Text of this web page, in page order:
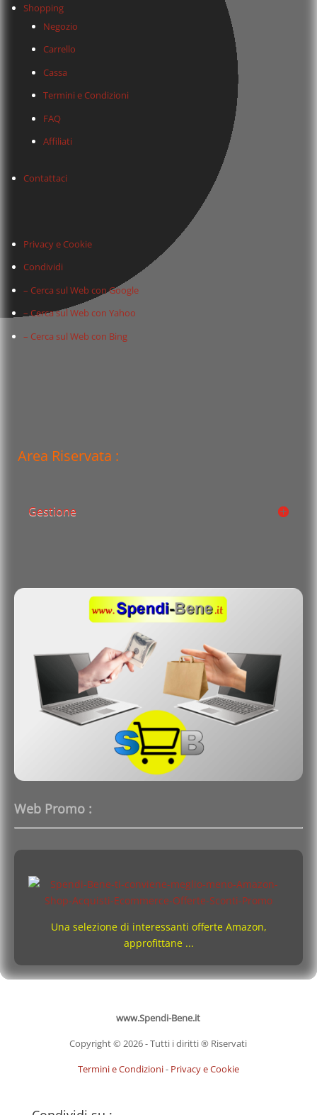
Shopping
Negozio
Carrello
Cassa
Termini e Condizioni
FAQ
Affiliati
Contattaci
Privacy e Cookie
Condividi
– Cerca sul Web con Google
– Cerca sul Web con Yahoo
– Cerca sul Web con Bing
Area Riservata :
Gestione
Web Promo :
Una selezione di interessanti offerte Amazon,
approfittane ...
www.Spendi-Bene.it
Copyright © 2026 - Tutti i diritti ® Riservati
Termini e Condizioni- Privacy e Cookie